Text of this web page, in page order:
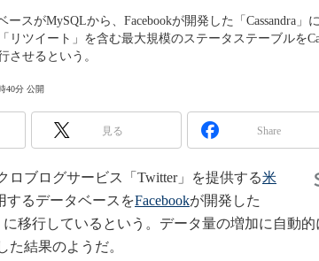
ースがMySQLから、Facebookが開発した「Cassandra」
リツイート」を含む最大規模のステータステーブルを
させるという。
40分 公開
見る Share
ブログサービス「Twitter」を提供する米
するデータベースをFacebookが開発した
に移行しているという。データ量の増加に自動
た結果のようだ。